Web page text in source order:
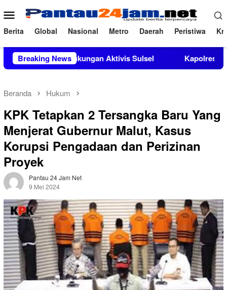
ke
konten
Menu
Mobile
Berita Global Nasional Metro Daerah Peristiwa
Breaking News
Dukungan Aktivis Sulsel Kapolres Polewali
Beranda Hukum
KPK Tetapkan 2 Tersangka Baru Yang
Menjerat Gubernur Malut, Kasus
Korupsi Pengadaan dan Perizinan
Proyek
Pantau 24 Jam Net
9 Mei 2024